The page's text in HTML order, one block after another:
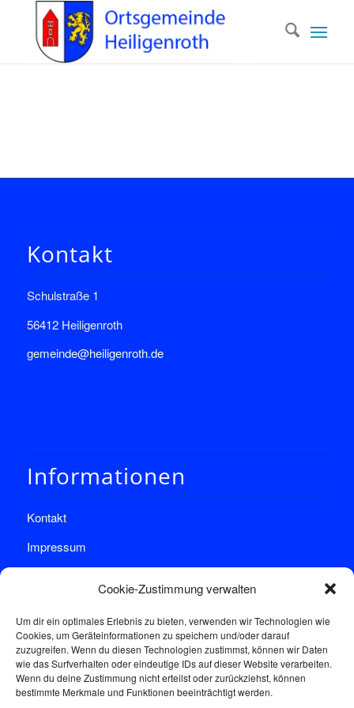
Cookie-Zustimmung verwalten
Um dir ein optimales Erlebnis zu bieten, verwenden wir Technologien wie
Cookies, um Geräteinformationen zu speichern und/oder darauf
zuzugreifen. Wenn du diesen Technologien zustimmst, können wir Daten
wie das Surfverhalten oder eindeutige IDs auf dieser Website verarbeiten.
Wenn du deine Zustimmung nicht erteilst oder zurückziehst, können
bestimmte Merkmale und Funktionen beeinträchtigt werden.
Kontakt
Schulstraße 1
56412 Heiligenroth
gemeinde@heiligenroth.de
Informationen
Kontakt
Impressum
Sprechstunde